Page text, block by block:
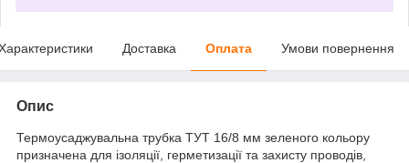
Доставка Оплата Умови повернення
Опис
Термоусаджувальна трубка ТУТ 16/8 мм зеленого кольору
призначена для ізоляції, герметизації та захисту проводів,